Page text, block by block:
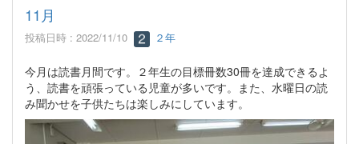
11月
投稿日時 : 2022/11/10 ２年
今月は読書月間です。２年生の目標冊数30冊を達成できるよ
う、読書を頑張っている児童が多いです。また、水曜日の読
み聞かせを子供たちは楽しみにしています。